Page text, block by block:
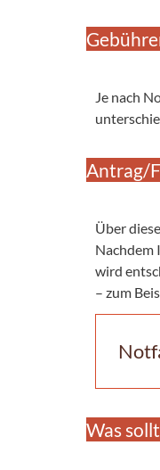
Je nach
Antrag/
Über
Nachdem
wird
– zum
Was